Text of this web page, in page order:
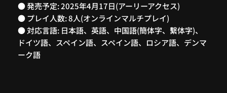
● 発売予定: 2025年4月17日(アーリーアクセス)
● プレイ人数: 8人(オンラインマルチプレイ)
● 対応言語: 日本語、英語、中国語(簡体字、繫体字)、
ドイツ語、スペイン語、スペイン語、ロシア語、デンマ
ーク語